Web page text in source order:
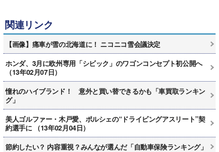
関連リンク
【画像】痛車が雪の北海道に！ ニコニコ雪会議決定
ホンダ、3月に欧州専用「シビック」のワゴンコンセプト初公開へ
（13年02月07日）
憧れのハイブランド！ 意外と買い替できるかも「車買取ランキン
グ」
美人ゴルファー・木戸愛、ポルシェの“ドライビングアスリート”契
約選手に （13年02月04日）
節約したい？ 内容重視？みんなが選んだ「自動車保険ランキング」